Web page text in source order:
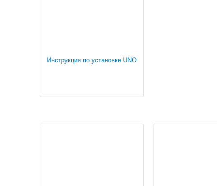
Инструкция по установке UNO